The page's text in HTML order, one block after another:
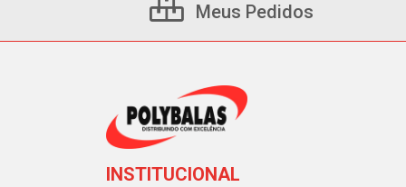
Meus Pedidos
INSTITUCIONAL